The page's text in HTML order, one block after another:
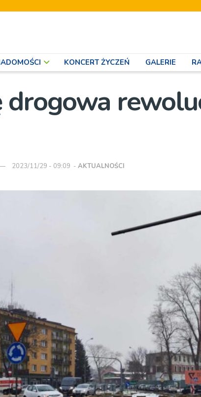
KONCERT ŻYCZEŃ GALERIE
drogowa
2023/11/29 - 09:09 - AKTUALNOŚCI